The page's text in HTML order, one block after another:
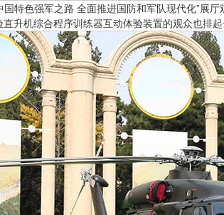
国特色强军之路 全面推进国防和军队现代化”展
升机综合程序训练器互动体验装置的观众也排